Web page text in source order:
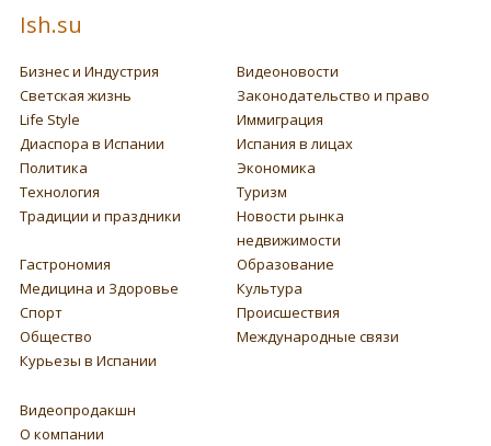
Ish.su
Бизнес и Индустрия
Видеоновости
Светская жизнь
Законодательство и право
Life Style
Иммиграция
Диаспора в Испании
Испания в лицах
Политика
Экономика
Технология
Туризм
Традиции и праздники
Новости рынка
недвижимости
Гастрономия
Образование
Медицина и Здоровье
Культура
Спорт
Происшествия
Общество
Международные связи
Курьезы в Испании
Видеопродакшн
О компании